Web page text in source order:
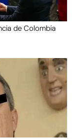
de Colombia